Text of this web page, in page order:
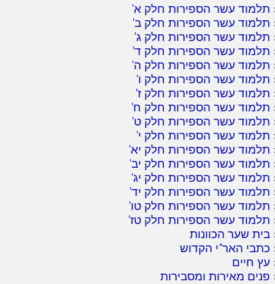
תלמוד עשר הספירות חלק א'
תלמוד עשר הספירות חלק ב'
תלמוד עשר הספירות חלק ג'
תלמוד עשר הספירות חלק ד'
תלמוד עשר הספירות חלק ה'
תלמוד עשר הספירות חלק ו'
תלמוד עשר הספירות חלק ז'
תלמוד עשר הספירות חלק ח'
תלמוד עשר הספירות חלק ט'
תלמוד עשר הספירות חלק י'
תלמוד עשר הספירות חלק יא'
תלמוד עשר הספירות חלק יב'
תלמוד עשר הספירות חלק יג'
תלמוד עשר הספירות חלק יד'
תלמוד עשר הספירות חלק טו'
תלמוד עשר הספירות חלק טז'
בית שער הכוונות
כתבי האר"י הקדוש
עץ חיים
פנים מאירות ומסבירות